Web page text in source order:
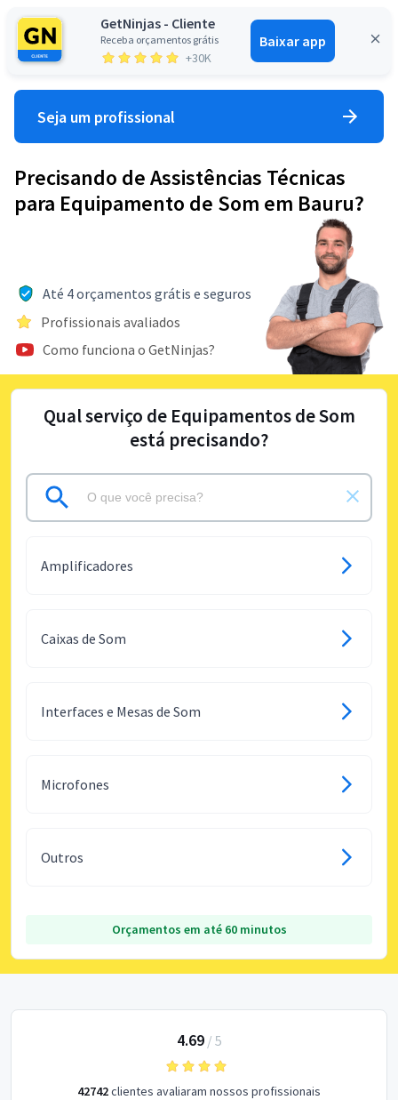
GetNinjas - Cliente
Receba orçamentos grátis
+30K
Baixar app
Entrar
Seja um profissional
Precisando de Assistências Técnicas
para Equipamento de Som em Bauru?
Até 4 orçamentos grátis e seguros
Profissionais avaliados
Como funciona o GetNinjas?
Qual serviço de Equipamentos de Som
está precisando?
Amplificadores
Caixas de Som
Interfaces e Mesas de Som
Microfones
Outros
Orçamentos em até 60 minutos
4.69/ 5
42742clientes avaliaram nossos profissionais